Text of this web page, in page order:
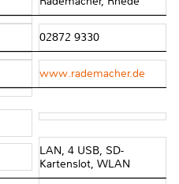
02872 9330
www.rademacher.de
LAN, 4 USB, SD-
Kartenslot, WLAN